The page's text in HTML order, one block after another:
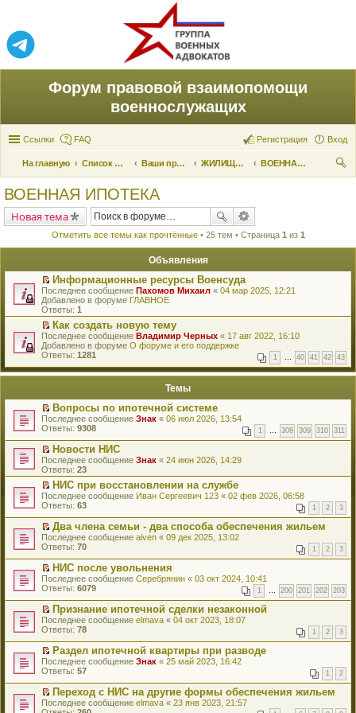
Форум правовой взаимопомощи
военнослужащих
Ссылки FAQ Вход
Регистрация
На главную Список форумов Ваши права и их реализация ЖИЛИЩНЫЕ ВОПРОСЫ
ВОЕННАЯ ИПОТЕКА
ВОЕННАЯ ИПОТЕКА
Новая тема
Отметить все темы как прочтённые• 25 тем • Страница 1 из 1
Объявления
П
е
р
е
й
т
и
к
е
о
м
у
н
е
п
р
о
ч
и
т
а
н
н
о
м
с
о
о
б
щ
е
н
и
ю
Информационные ресурсы Военсуда
Последнее сообщение Пахомов Михаил « 04 мар 2025, 12:21
Добавлено в форуме ГЛАВНОЕ
Ответы: 1
П
е
р
й
к
п
е
р
в
о
м
у
н
е
п
р
ч
и
т
а
н
н
о
м
у
о
о
щ
е
н
и
ю
Как создать новую тему
Последнее сообщение Владимир Черных « 17 авг 2022, 16:10
Добавлено в форуме О форуме и его поддержке
Ответы: 1281 1 … 40 41 42 43
Темы
П
е
е
й
т
и
к
п
е
р
в
о
м
у
н
е
п
р
ч
и
т
а
н
н
о
м
у
о
Вопросы по ипотечной системе
Последнее сообщение Знак « 06 июл 2026, 13:54
Ответы: 9308 1 … 308 309 310 311
П
е
р
е
й
т
п
е
р
в
о
м
у
н
п
р
ч
и
т
а
н
н
о
Новости НИС
Последнее сообщение Знак « 24 июн 2026, 14:29
Ответы: 23
П
е
е
й
т
и
к
п
е
р
в
о
м
у
е
п
р
о
ч
и
т
НИС при восстановлении на службе
Последнее сообщение Иван Сергеевич 123 « 02 фев 2026, 06:58
Ответы: 63 1 2 3
П
е
е
й
т
и
к
п
е
р
в
о
м
у
е
п
р
Два члена семьи - два способа обеспечения жильем
Последнее сообщение aiven « 09 дек 2025, 13:02
Ответы: 70 1 2 3
П
е
е
й
т
и
к
п
е
р
в
о
м
у
НИС после увольнения
Последнее сообщение Серебрянин « 03 окт 2024, 10:41
Ответы: 6079 1 … 200 201 202 203
П
е
е
й
т
и
к
п
е
Признание ипотечной сделки незаконной
Последнее сообщение elmava « 04 окт 2023, 18:07
Ответы: 78 1 2 3
П
е
е
й
т
Раздел ипотечной квартиры при разводе
Последнее сообщение Знак « 25 май 2023, 16:42
Ответы: 57 1 2
П
е
Переход с НИС на другие формы обеспечения жильем
Последнее сообщение elmava « 23 янв 2023, 21:57